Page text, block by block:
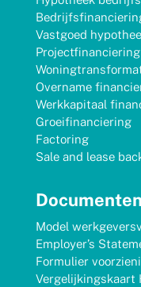
Vastgoed
Projectfinanciering
Overname
Werkkapitaal
Groeifinanciering
Factoring
Sale and lease
Documenten
Model
Employer’s
Formulier
Vergelijkingskaart